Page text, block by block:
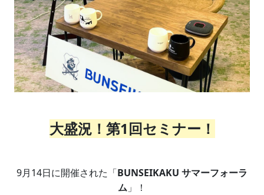
大盛況！第1回セミナー！
9月14日に開催された「BUNSEIKAKU サマーフォーラ
ム 」！